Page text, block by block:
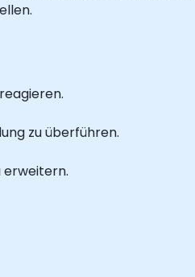
zu überführen.
erweitern.